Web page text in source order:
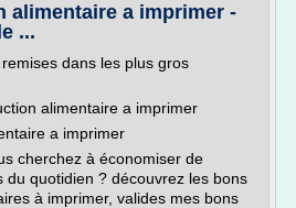
alimentaire a imprimer -
...
dans les plus gros
alimentaire a imprimer
a imprimer
cherchez à économiser de
du quotidien ? découvrez les bons
à imprimer, valides mes bons